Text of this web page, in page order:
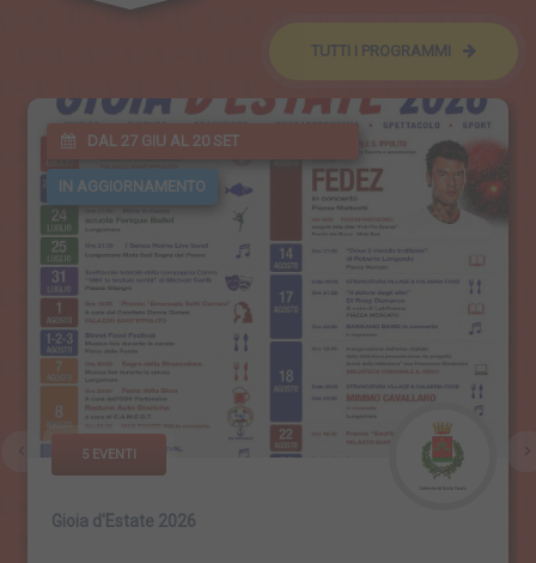
TUTTI I PROGRAMMI
DAL 27 GIU AL 20 SET
IN AGGIORNAMENTO
5 EVENTI
Gioia d'Estate 2026